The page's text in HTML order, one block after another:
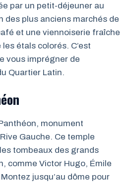
par un petit-déjeuner au
des plus anciens marchés de
et une viennoiserie fraîche
étals colorés. C’est
vous imprégner de
Quartier Latin.
monument
Gauche. Ce temple
tombeaux des grands
comme Victor Hugo, Émile
jusqu’au dôme pour